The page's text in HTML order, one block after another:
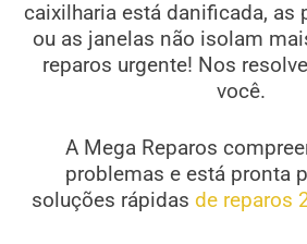
caixilharia está danificada, as
ou as janelas não isolam
reparos urgente! Nos
você.
A Mega Reparos
problemas e está pronta
soluções rápidas de reparos